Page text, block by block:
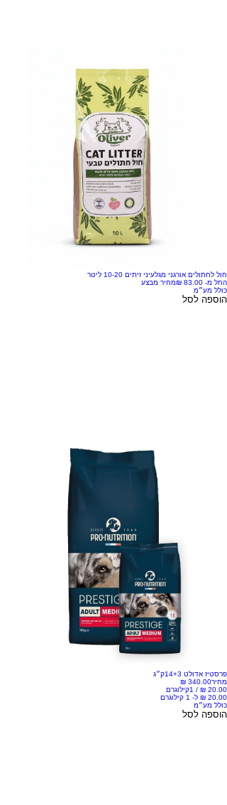
חול לחתולים אורגני מגלעיני זיתים 10-20 ליטר
החל מ-
מחיר מבצע
כולל מע״מ
הוספה לסל
פרסטיז אדולט 14+3ק״ג
מחיר
/ 1קילוגרם
כולל מע״מ
הוספה לסל